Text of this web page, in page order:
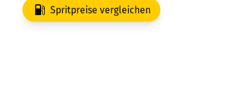
Spritpreise vergleichen